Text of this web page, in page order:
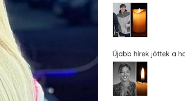
Újabb hírek jöttek a